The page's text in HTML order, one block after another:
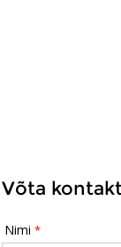
Võta
Nimi *